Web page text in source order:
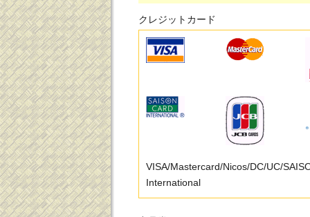
クレジットカード
VISA/Mastercard/Nicos/DC/UC/
International